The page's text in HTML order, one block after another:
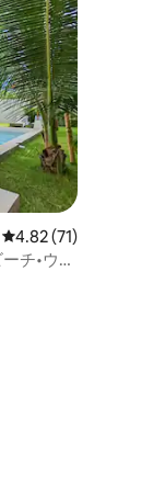
レビュー71件、5つ
4.82 (71)
チ•ウル